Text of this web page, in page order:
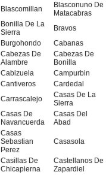
Blascomillan
Blasconuno De
Matacabras
Bonilla De La
Sierra
Bravos
Burgohondo Cabanas
Cabezas De
Alambre
Cabezas De
Bonilla
Cabizuela Campurbin
Cantiveros Cardedal
Carrascalejo
Casas De La
Sierra
Casas De
Navancuerda
Casas Del
Abad
Casas
Sebastian
Perez
Casasola
Casillas De
Chicapierna
Castellanos De
Zapardiel